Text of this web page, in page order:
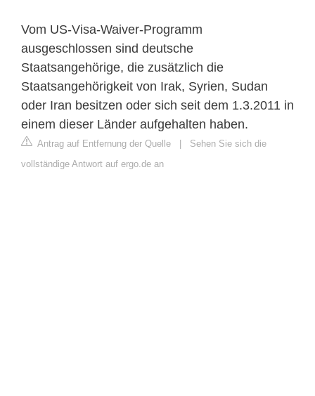
Vom US-Visa-Waiver-Programm
ausgeschlossen sind deutsche
Staatsangehörige, die zusätzlich die
Staatsangehörigkeit von Irak, Syrien, Sudan
oder Iran besitzen oder sich seit dem 1.3.2011 in
einem dieser Länder aufgehalten haben.
Antrag auf Entfernung der Quelle | Sehen Sie sich die
vollständige Antwort auf ergo.de an